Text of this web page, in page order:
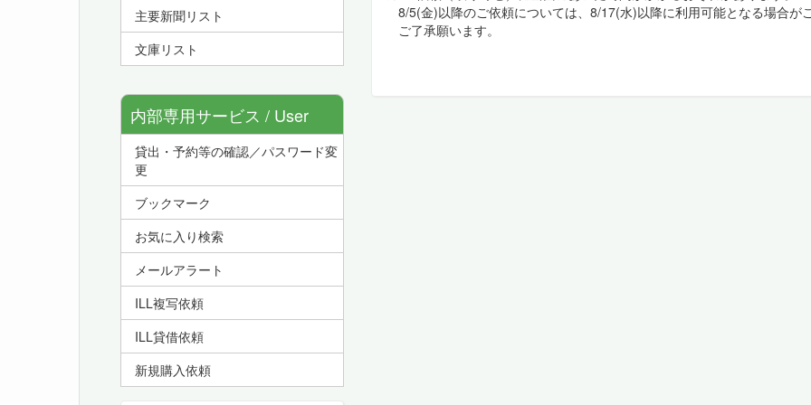
8/5(金)以降のご依頼については、8/17(水)以降に利用可能となる場合が
ご了承願います。
主要新聞リスト
文庫リスト
内部専用サービス / User
Service
貸出・予約等の確認／パスワード変
更
ブックマーク
お気に入り検索
メールアラート
ILL複写依頼
ILL貸借依頼
新規購入依頼